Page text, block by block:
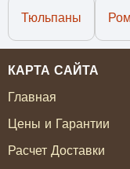
Тюльпаны
КАРТА САЙТА
Главная
Цены и Гарантии
Расчет Доставки